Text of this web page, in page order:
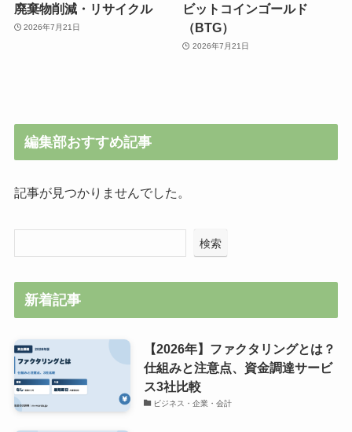
廃棄物削減・リサイクル
2026年7月21日
ビットコインゴールド
（BTG）
2026年7月21日
編集部おすすめ記事
記事が見つかりませんでした。
検索
新着記事
【2026年】ファクタリングとは？
仕組みと注意点、資金調達サービ
ス3社比較
ビジネス・企業・会計